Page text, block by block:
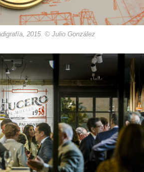
2015. © Julio González